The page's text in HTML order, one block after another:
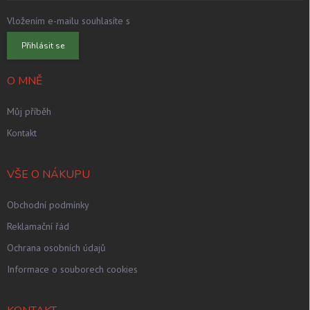
Vložením e-mailu souhlasíte s
Přihlásit se
O MNĚ
Můj příběh
Kontakt
VŠE O NÁKUPU
Obchodní podmínky
Reklamační řád
Ochrana osobních údajů
Informace o souborech cookies